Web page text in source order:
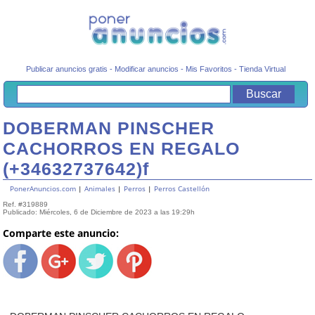
Publicar anuncios gratis - Modificar anuncios - Mis Favoritos -Tienda Virtual
DOBERMAN PINSCHER
CACHORROS EN REGALO
(+34632737642)f
PonerAnuncios.com |Animales | Perros | Perros Castellón
Ref. #319889
Publicado: Miércoles, 6 de Diciembre de 2023 a las 19:29h
Comparte este anuncio: